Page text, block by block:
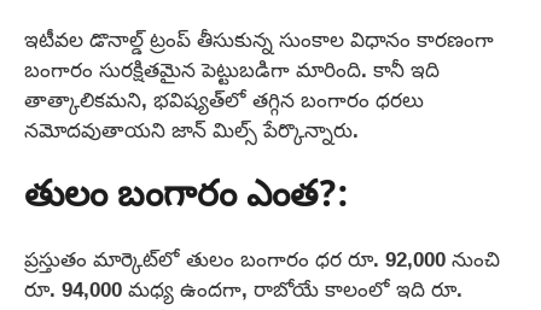
ఇటీవల డొనాల్డ్ ట్రంప్ తీసుకున్న సుంకాల విధానం కారణంగా
బంగారం సురక్షితమైన పెట్టుబడిగా మారింది. కానీ ఇది
తాత్కాలికమని, భవిష్యత్‌లో తగ్గిన బంగారం ధరలు
నమోదవుతాయని జాన్ మిల్స్ పేర్కొన్నారు.
తులం బంగారం ఎంత?:
ప్రస్తుతం మార్కెట్‌లో తులం బంగారం ధర రూ. 92,000 నుంచి
రూ. 94,000 మధ్య ఉందగా, రాబోయే కాలంలో ఇది రూ.